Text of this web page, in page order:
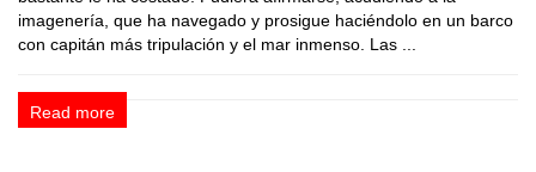
imagenería, que ha navegado y prosigue haciéndolo en un barco
con capitán más tripulación y el mar inmenso. Las ...
Read more